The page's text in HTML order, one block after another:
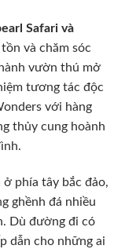
Safari và
và chăm sóc
vườn thú mở
tương tác độc
với hàng
thủy cung hoành
phía tây bắc đảo,
ghềnh đá nhiều
Dù đường đi có
dẫn cho những ai